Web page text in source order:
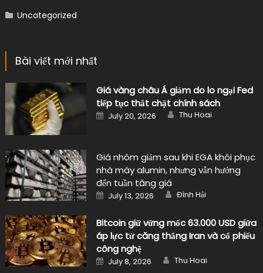
Uncategorized
Bài viết mới nhất
Giá vàng châu Á giảm do lo ngại Fed
tiếp tục thắt chặt chính sách
Posted
on
July 20, 2026 Author
Thu Hoai
Giá nhôm giảm sau khi EGA khôi phục
nhà máy alumin, nhưng vẫn hướng
đến tuần tăng giá
Posted
on
July 13, 2026 Author
Đình Hải
Bitcoin giữ vững mốc 63.000 USD giữa
áp lực từ căng thẳng Iran và cổ phiếu
công nghệ
Posted
on
July 8, 2026 Author
Thu Hoai